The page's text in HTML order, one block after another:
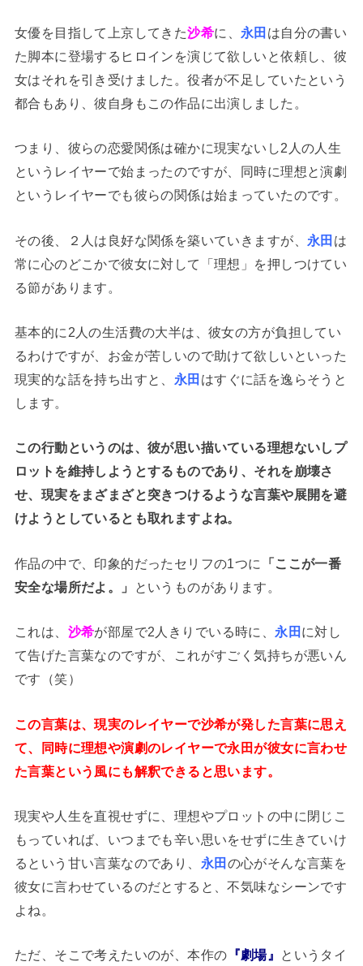
女優を目指して上京してきた沙希に、 永田 は自分の書い
た脚本に登場するヒロインを演じて欲しいと依頼し、彼
女はそれを引き受けました。役者が不足していたという
都合もあり、彼自身もこの作品に出演しました。
つまり、彼らの恋愛関係は確かに現実ないし2人の人生
というレイヤーで始まったのですが、同時に理想と演劇
というレイヤーでも彼らの関係は始まっていたのです。
その後、２人は良好な関係を築いていきますが、 永田 は
常に心のどこかで彼女に対して「理想」を押しつけてい
る節があります。
基本的に2人の生活費の大半は、彼女の方が負担してい
るわけですが、お金が苦しいので助けて欲しいといった
現実的な話を持ち出すと、 永田 はすぐに話を逸らそうと
します。
この行動というのは、彼が思い描いている理想ないしプ
ロットを維持しようとするものであり、それを崩壊さ
せ、現実をまざまざと突きつけるような言葉や展開を避
けようとしているとも取れますよね。
作品の中で、印象的だったセリフの1つに
「ここが一番
安全な場所だよ。」
というものがあります。
これは、 沙希が部屋で2人きりでいる時に、 永田 に対し
て告げた言葉なのですが、これがすごく気持ちが悪いん
です（笑）
この言葉は、現実のレイヤーで沙希が発した言葉に思え
て、同時に理想や演劇のレイヤーで永田が彼女に言わせ
た言葉という風にも解釈できると思います。
現実や人生を直視せずに、理想やプロットの中に閉じこ
もっていれば、いつまでも辛い思いをせずに生きていけ
るという甘い言葉なのであり、 永田 の心がそんな言葉を
彼女に言わせているのだとすると、不気味なシーンです
よね。
ただ、そこで考えたいのが、本作の 『劇場』
というタイ